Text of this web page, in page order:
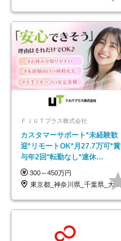
ＦＪＵＴプラス株式会社
カスタマーサポート*未経験歓
迎*リモートOK*月27.7万可*賞
与年2回*転勤なし*連休
OK/ZE010232
300～450万円
東京都_神奈川県_千葉県_大阪府_愛知県…